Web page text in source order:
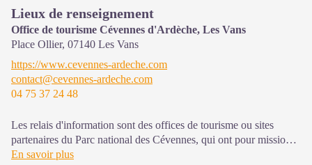
Lieux de renseignement
Office de tourisme Cévennes d'Ardèche, Les Vans
Place Ollier, 07140 Les Vans
https://www.cevennes-ardeche.com
contact@cevennes-ardeche.com
04 75 37 24 48
Les relais d'information sont des offices de tourisme ou sites
partenaires du Parc national des Cévennes, qui ont pour mission
l'information et la sensibilisation sur l'offre de découverte et
En savoir plus